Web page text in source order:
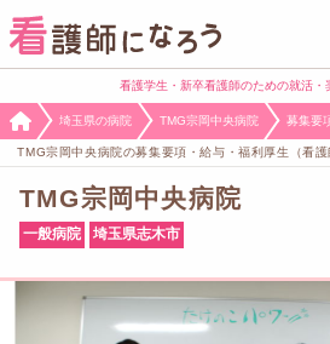
看護学生・新卒看護師のための就活・
埼玉県の病院 TMG宗岡中央病院 募集要
TMG宗岡中央病院の募集要項・給与・福利厚生（看護
TMG宗岡中央病院
一般病院 埼玉県志木市